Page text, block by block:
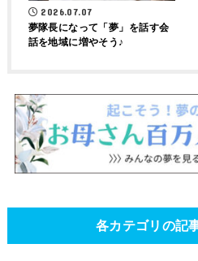
2026.07.07
夢隊長になって「夢」を話す会
話を地域に増やそう♪
各カテゴリの記